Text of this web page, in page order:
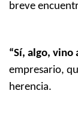
breve
“Sí, algo,
empresario,
herencia.